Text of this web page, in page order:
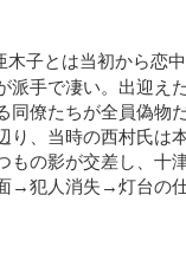
子とは当初から恋
派手で凄い。出迎え
僚たちが全員偽物だ
り、当時の西村氏は
もの影が交差し、十
→犯人消失→灯台の仕